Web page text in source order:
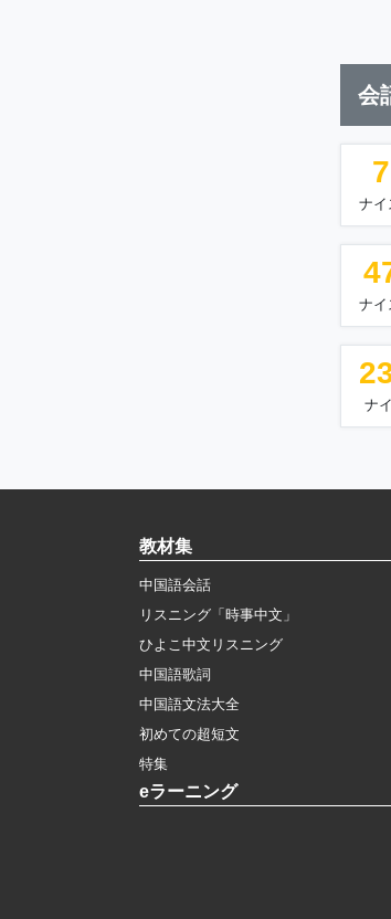
会
7
ナイ
ナイ
ナ
教材集
中国語会話
リスニング「時事中文」
ひよこ中文リスニング
中国語歌詞
中国語文法大全
初めての超短文
特集
eラーニング